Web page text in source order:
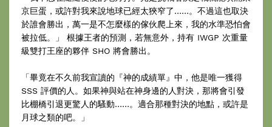
京巨蛋，或許對我來說地球已經太狹窄了……。不過這也取決
於誰會勝出，萬一是不怎麼樣的傢伙爬上來，我的水準恐怕會
被拉低。」 根據王者的預測，若無意外，持有 IWGP 次重量
級雙打王座的夥伴 SHO 將會勝出。
「畢竟在不久前我宣讀的『神的成績單』中，他是唯一獲得
SSS 評價的人。如果神與站在神身邊的人對決，那將會引發
比棚橋引退更驚人的騷動……。適合那種對決的地點，或許是
月球之類的吧。」